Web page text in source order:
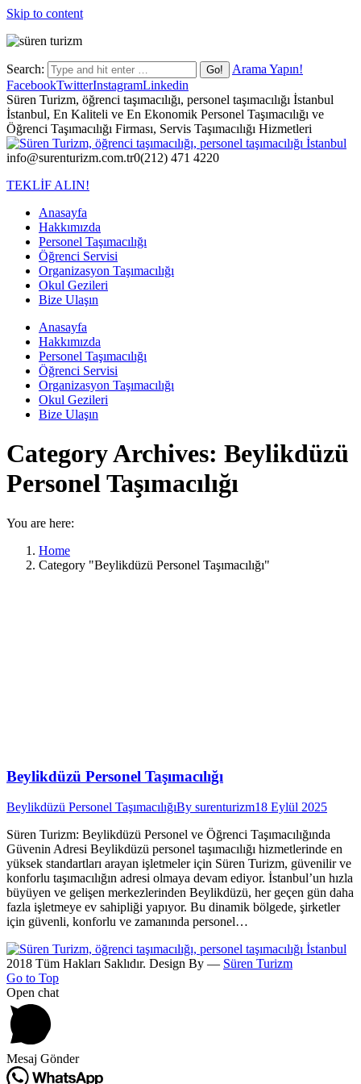
Skip to content
Search:
Arama Yapın!
FacebookTwitterInstagramLinkedin
Süren Turizm, öğrenci taşımacılığı, personel taşımacılığı İstanbul
İstanbul, En Kaliteli ve En Ekonomik Personel Taşımacılığı ve
Öğrenci Taşımacılığı Firması, Servis Taşımacılığı Hizmetleri
info@surenturizm.com.tr0(212) 471 4220
TEKLİF ALIN!
Anasayfa
Hakkımızda
Personel Taşımacılığı
Öğrenci Servisi
Organizasyon Taşımacılığı
Okul Gezileri
Bize Ulaşın
Anasayfa
Hakkımızda
Personel Taşımacılığı
Öğrenci Servisi
Organizasyon Taşımacılığı
Okul Gezileri
Bize Ulaşın
Category Archives: Beylikdüzü
Personel Taşımacılığı
You are here:
Home
Category "Beylikdüzü Personel Taşımacılığı"
Beylikdüzü Personel Taşımacılığı
Beylikdüzü Personel TaşımacılığıBy surenturizm18 Eylül 2025
Süren Turizm: Beylikdüzü Personel ve Öğrenci Taşımacılığında
Güvenin Adresi Beylikdüzü personel taşımacılığı hizmetlerinde en
yüksek standartları arayan işletmeler için Süren Turizm, güvenilir ve
konforlu taşımacılığın adresi olmaya devam ediyor. İstanbul’un hızla
büyüyen ve gelişen merkezlerinden Beylikdüzü, her geçen gün daha
fazla işletmeye ev sahipliği yapıyor. Bu dinamik bölgede, şirketler
için güvenli, konforlu ve zamanında personel…
2018 Tüm Hakları Saklıdır. Design By — Süren Turizm
Go to Top
Open chat
Mesaj Gönder